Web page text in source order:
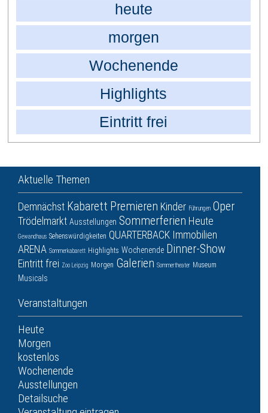
heute
morgen
Wochenende
Highlights
Eintritt frei
Aktuelle Themen
Demnächst Kabarett Premieren Kinder Führungen Oper
Trödelmarkt Ausstellungen Sommerferien Heute
Gewandhaus Sehenswürdigkeiten QUARTERBACK Immobilien
ARENA Sommerkabarett Highlights Wochenende Dinner-Show
Eintritt frei Zoo Leipzig Morgen Galerien Sommertheater Museum
Musicals
Veranstaltungen
Heute
Morgen
kostenlos
Wochenende
Ausstellungen
Detailsuche